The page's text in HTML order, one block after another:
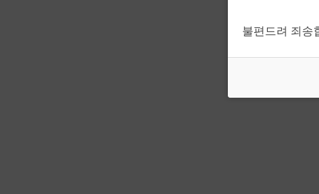
불편드려 죄송